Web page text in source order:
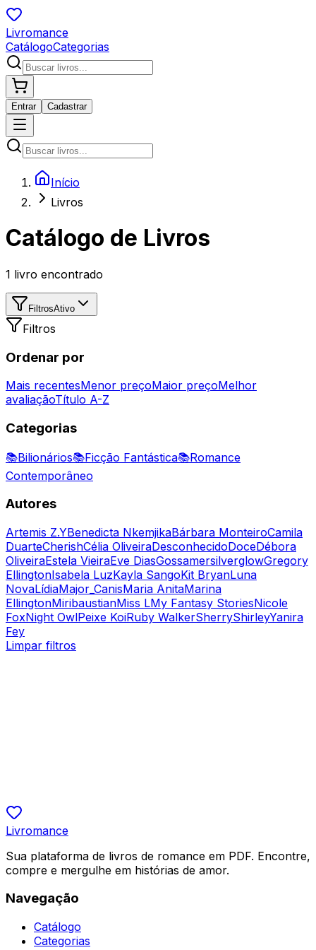
Livromance
CatálogoCategorias
Entrar Cadastrar
Início
Livros
Catálogo de Livros
1 livro encontrado
FiltrosAtivo
Filtros
Ordenar por
Mais recentesMenor preçoMaior preçoMelhor
avaliaçãoTítulo A-Z
Categorias
📚Bilionários📚Ficção Fantástica📚Romance
Contemporâneo
Autores
Artemis Z.YBenedicta NkemjikaBárbara MonteiroCamila
DuarteCherishCélia OliveiraDesconhecidoDoceDébora
OliveiraEstela VieiraEve DiasGossamersilverglowGregory
EllingtonIsabela LuzKayla SangoKit BryanLuna
NovaLídiaMajor_CanisMaria AnitaMarina
EllingtonMiribaustianMiss LMy Fantasy StoriesNicole
FoxNight OwlPeixe KoiRuby WalkerSherryShirleyYanira
Fey
Limpar filtros
Livromance
Sua plataforma de livros de romance em PDF. Encontre,
compre e mergulhe em histórias de amor.
Navegação
Catálogo
Categorias